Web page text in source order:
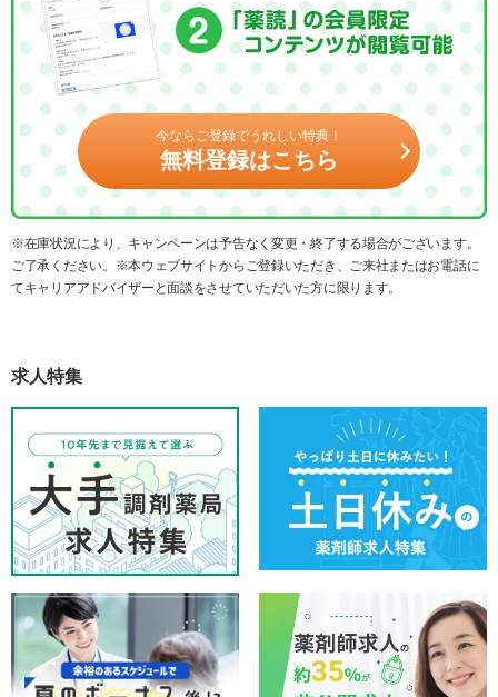
今ならご登録でうれしい特典！
無料登録はこちら
※在庫状況により、キャンペーンは予告なく変更・終了する場合がございます。
ご了承ください。※本ウェブサイトからご登録いただき、ご来社またはお電話に
てキャリアアドバイザーと面談をさせていただいた方に限ります。
求人特集